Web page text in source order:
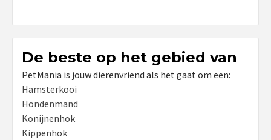
De beste op het gebied van
PetMania is jouw dierenvriend als het gaat om een:
Hamsterkooi
Hondenmand
Konijnenhok
Kippenhok